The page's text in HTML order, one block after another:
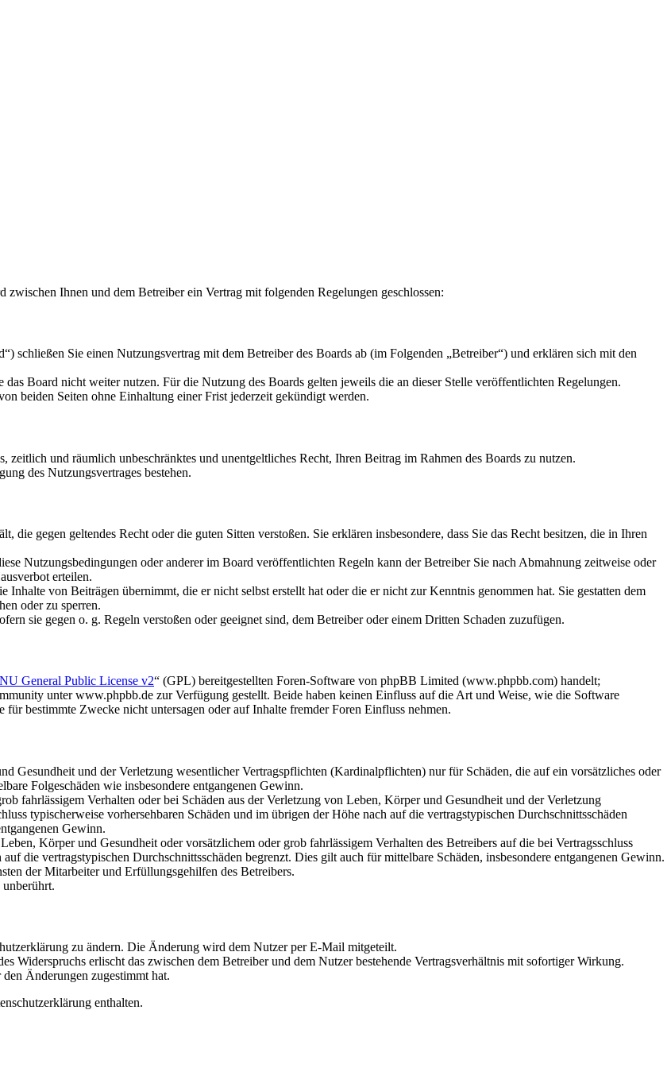
Ihnen und dem Betreiber ein Vertrag mit folgenden Regelungen geschlossen:
schließen Sie einen Nutzungsvertrag mit dem Betreiber des Boards ab (im Folgenden „Betreiber“) und erklären sich mit den
Board nicht weiter nutzen. Für die Nutzung des Boards gelten jeweils die an dieser Stelle veröffentlichten Regelungen.
beiden Seiten ohne Einhaltung einer Frist jederzeit gekündigt werden.
zeitlich und räumlich unbeschränktes und unentgeltliches Recht, Ihren Beitrag im Rahmen des Boards zu nutzen.
des Nutzungsvertrages bestehen.
die gegen geltendes Recht oder die guten Sitten verstoßen. Sie erklären insbesondere, dass Sie das Recht besitzen, die in Ihren
Nutzungsbedingungen oder anderer im Board veröffentlichten Regeln kann der Betreiber Sie nach Abmahnung zeitweise oder
erteilen.
von Beiträgen übernimmt, die er nicht selbst erstellt hat oder die er nicht zur Kenntnis genommen hat. Sie gestatten dem
oder zu sperren.
sie gegen o. g. Regeln verstoßen oder geeignet sind, dem Betreiber oder einem Dritten Schaden zuzufügen.
General Public License v2“ (GPL) bereitgestellten Foren-Software von phpBB Limited (www.phpbb.com) handelt;
unter www.phpbb.de zur Verfügung gestellt. Beide haben keinen Einfluss auf die Art und Weise, wie die Software
bestimmte Zwecke nicht untersagen oder auf Inhalte fremder Foren Einfluss nehmen.
Gesundheit und der Verletzung wesentlicher Vertragspflichten (Kardinalpflichten) nur für Schäden, die auf ein vorsätzliches oder
Folgeschäden wie insbesondere entgangenen Gewinn.
fahrlässigem Verhalten oder bei Schäden aus der Verletzung von Leben, Körper und Gesundheit und der Verletzung
typischerweise vorhersehbaren Schäden und im übrigen der Höhe nach auf die vertragstypischen Durchschnittsschäden
Gewinn.
Körper und Gesundheit oder vorsätzlichem oder grob fahrlässigem Verhalten des Betreibers auf die bei Vertragsschluss
die vertragstypischen Durchschnittsschäden begrenzt. Dies gilt auch für mittelbare Schäden, insbesondere entgangenen Gewinn.
der Mitarbeiter und Erfüllungsgehilfen des Betreibers.
zu ändern. Die Änderung wird dem Nutzer per E-Mail mitgeteilt.
Widerspruchs erlischt das zwischen dem Betreiber und dem Nutzer bestehende Vertragsverhältnis mit sofortiger Wirkung.
Änderungen zugestimmt hat.
enthalten.